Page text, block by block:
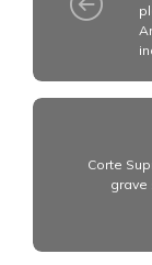
Corte
grave